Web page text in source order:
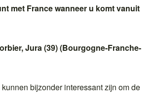
met Francewanneer u komt vanuit
,Jura (39)(Bourgogne-Franche-
bijzonder interessant zijn om de